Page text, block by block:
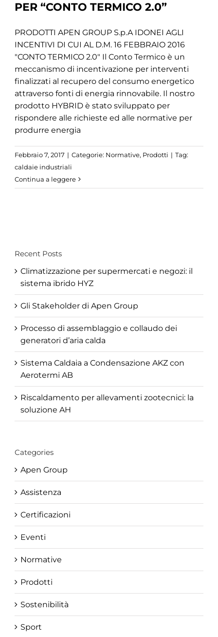
PER “CONTO TERMICO 2.0”
PRODOTTI APEN GROUP S.p.A IDONEI AGLI
INCENTIVI DI CUI AL D.M. 16 FEBBRAIO 2016
"CONTO TERMICO 2.0" Il Conto Termico è un
meccanismo di incentivazione per interventi
finalizzati al recupero del consumo energetico
attraverso fonti di energia rinnovabile. Il nostro
prodotto HYBRID è stato sviluppato per
rispondere alle richieste ed alle normative per
produrre energia
Febbraio 7, 2017 | Categorie: Normative, Prodotti | Tag:
caldaie industriali
Continua a leggere
Recent Posts
Climatizzazione per supermercati e negozi: il
sistema ibrido HYZ
Gli Stakeholder di Apen Group
Processo di assemblaggio e collaudo dei
generatori d’aria calda
Sistema Caldaia a Condensazione AKZ con
Aerotermi AB
Riscaldamento per allevamenti zootecnici: la
soluzione AH
Categories
Apen Group
Assistenza
Certificazioni
Eventi
Normative
Prodotti
Sostenibilità
Sport